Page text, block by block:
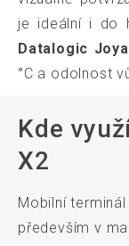
je ideální i do
Datalogic
°C a odolnost
Kde
X2
Mobilní terminál
především v